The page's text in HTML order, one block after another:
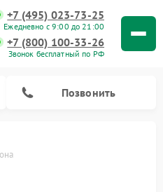
+7 (495) 023-73-25
Ежедневно с 9:00 до 21:00
+7 (800) 100-33-26
Звонок бесплатный по РФ
Позвонить